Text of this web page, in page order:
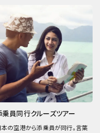
乗員同行クルーズツアー
本の空港から添乗員が同行。言葉